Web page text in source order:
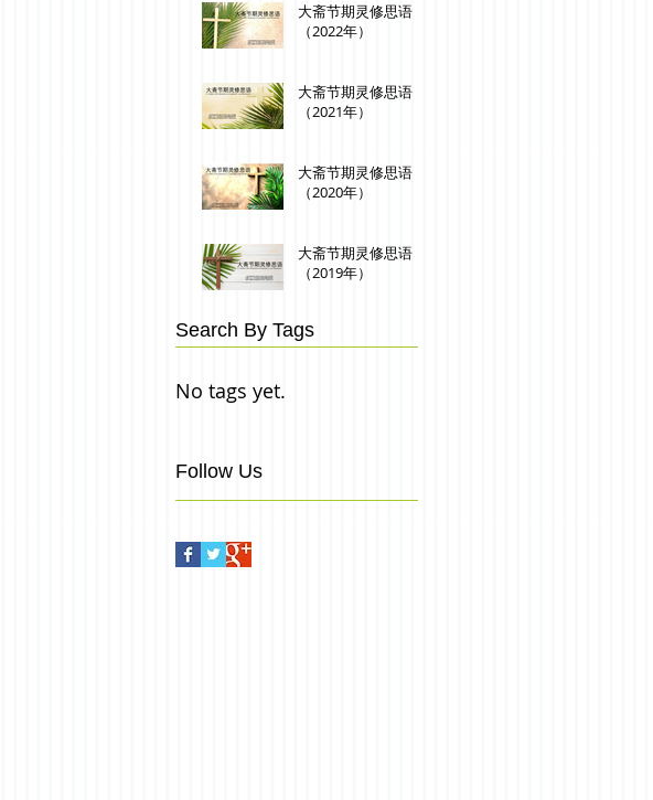
大斋节期灵修思语
（2022年）
大斋节期灵修思语
（2021年）
大斋节期灵修思语
（2020年）
大斋节期灵修思语
（2019年）
Search By Tags
No tags yet.
Follow Us